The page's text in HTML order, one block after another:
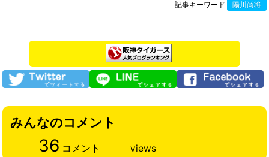
記事キーワード 陽川尚将
みんなのコメント
36 コメント views